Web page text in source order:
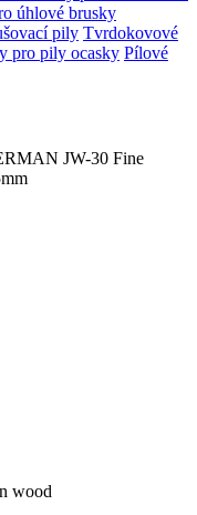
úhlové brusky
pily Tvrdokovové
pro pily ocasky Pílové